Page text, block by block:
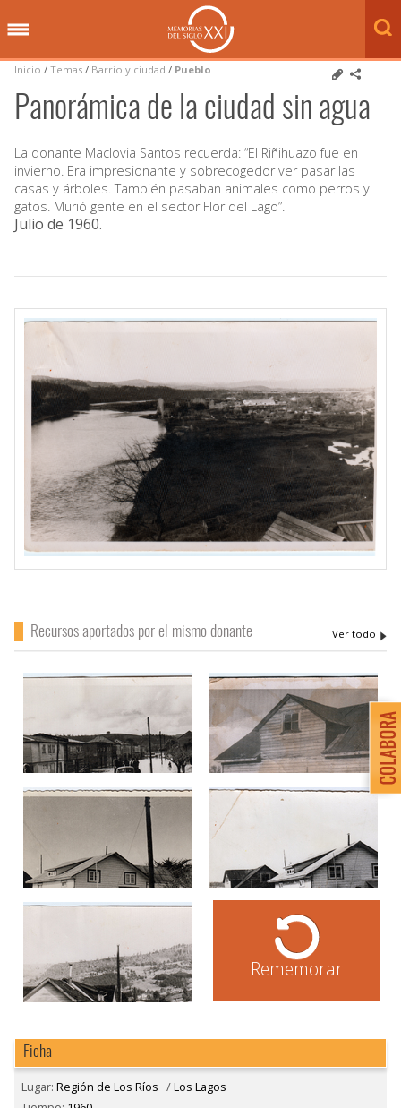
Inicio / Temas / Barrio y ciudad / Pueblo
Panorámica de la ciudad sin agua
La donante Maclovia Santos recuerda: “El Riñihuazo fue en
invierno. Era impresionante y sobrecogedor ver pasar las
casas y árboles. También pasaban animales como perros y
gatos. Murió gente en el sector Flor del Lago”.
Julio de 1960.
Recursos aportados por el mismo donante
Rememorar
Ficha
Lugar: Región de Los Ríos /Los Lagos